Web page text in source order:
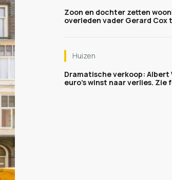
Zoon en dochter zetten
overleden vader Gerard Cox
Huizen
Dramatische verkoop: Albert
euro's winst naar verlies. Zie